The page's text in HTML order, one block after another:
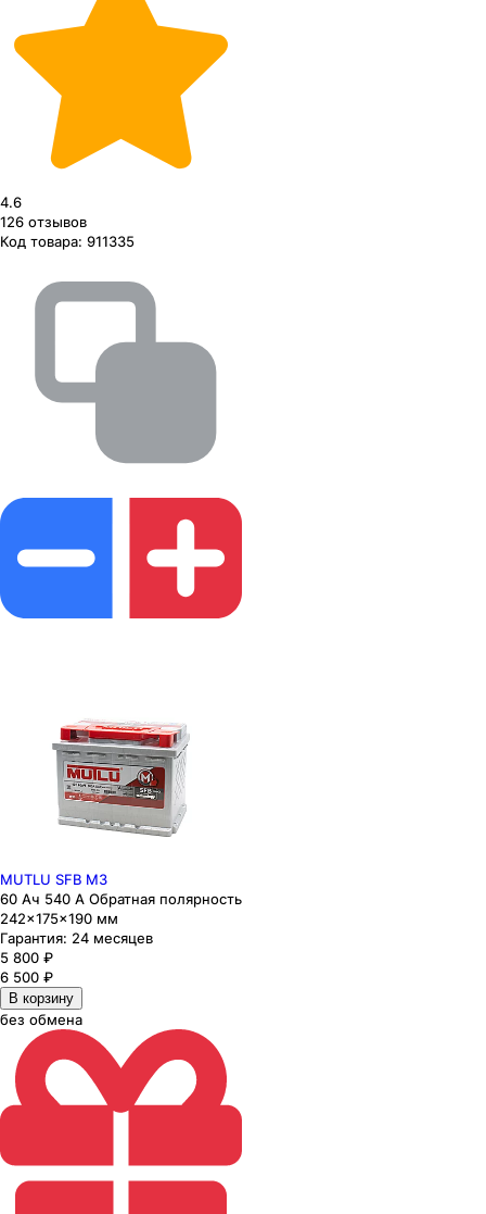
4.6
126 отзывов
Код товара: 911335
MUTLU SFB M3
60 Ач 540 А Обратная полярность
242×175×190 мм
Гарантия: 24 месяцев
5 800 ₽
6 500 ₽
В корзину
без обмена